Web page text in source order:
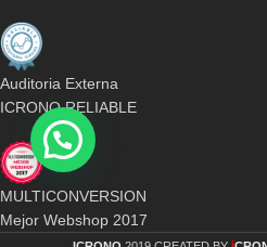
CTPNE120E
829,00€
Auditoria Externa
ICRONO RELIABLE
MULTICONVERSION
Mejor Webshop 2017